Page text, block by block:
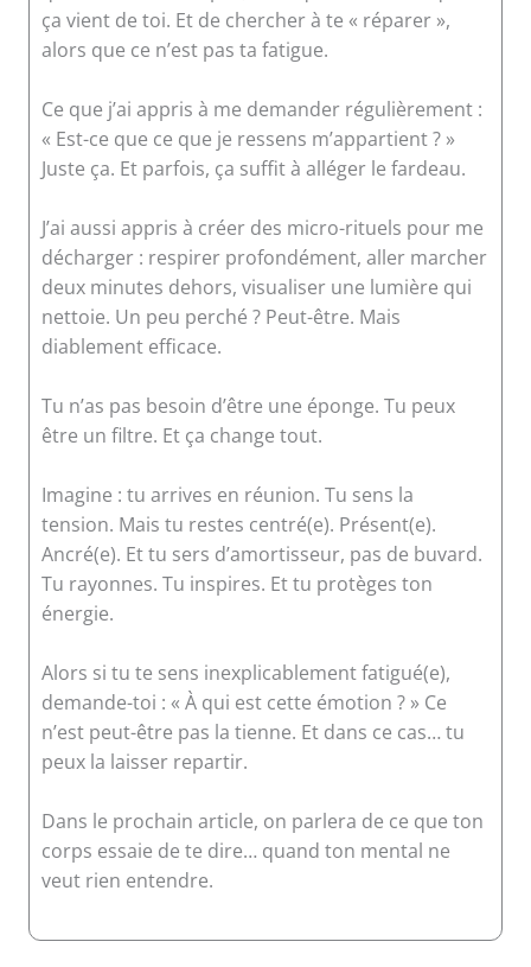
ça vient de toi. Et de chercher à te « réparer »,
alors que ce n’est pas ta fatigue.
Ce que j’ai appris à me demander régulièrement :
« Est-ce que ce que je ressens m’appartient ? »
Juste ça. Et parfois, ça suffit à alléger le fardeau.
J’ai aussi appris à créer des micro-rituels pour me
décharger : respirer profondément, aller marcher
deux minutes dehors, visualiser une lumière qui
nettoie. Un peu perché ? Peut-être. Mais
diablement efficace.
Tu n’as pas besoin d’être une éponge. Tu peux
être un filtre. Et ça change tout.
Imagine : tu arrives en réunion. Tu sens la
tension. Mais tu restes centré(e). Présent(e).
Ancré(e). Et tu sers d’amortisseur, pas de buvard.
Tu rayonnes. Tu inspires. Et tu protèges ton
énergie.
Alors si tu te sens inexplicablement fatigué(e),
demande-toi : « À qui est cette émotion ? » Ce
n’est peut-être pas la tienne. Et dans ce cas… tu
peux la laisser repartir.
Dans le prochain article, on parlera de ce que ton
corps essaie de te dire… quand ton mental ne
veut rien entendre.